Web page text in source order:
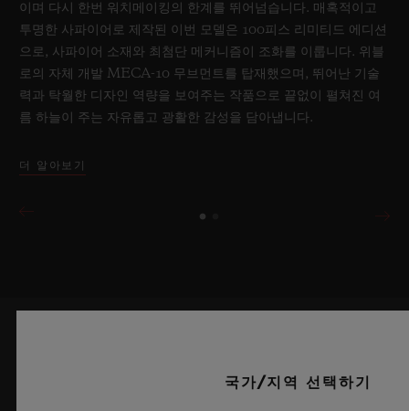
이며 다시 한번 워치메이킹의 한계를 뛰어넘습니다. 매혹적이고
투명한 사파이어로 제작된 이번 모델은 100피스 리미티드 에디션
으로, 사파이어 소재와 최첨단 메커니즘이 조화를 이룹니다. 위블
로의 자체 개발 MECA-10 무브먼트를 탑재했으며, 뛰어난 기술
력과 탁월한 디자인 역량을 보여주는 작품으로 끝없이 펼쳐진 여
름 하늘이 주는 자유롭고 광활한 감성을 담아냅니다.
더 알아보기
국가/지역 선택하기